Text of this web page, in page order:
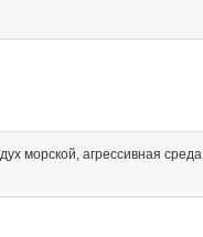
морской, агрессивная среда